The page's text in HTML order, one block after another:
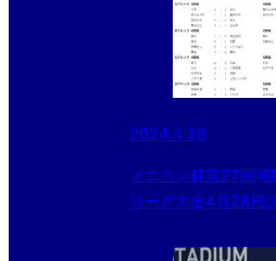
2024.4.28
メニコン杯第27回関
リーグ大会4月28日